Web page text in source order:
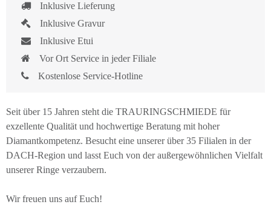
Inklusive Lieferung
Inklusive Gravur
Inklusive Etui
Vor Ort Service in jeder Filiale
Kostenlose Service-Hotline
Seit über 15 Jahren steht die TRAURINGSCHMIEDE für
exzellente Qualität und hochwertige Beratung mit hoher
Diamantkompetenz. Besucht eine unserer über 35 Filialen in der
DACH-Region und lasst Euch von der außergewöhnlichen Vielfalt
unserer Ringe verzaubern.
Wir freuen uns auf Euch!